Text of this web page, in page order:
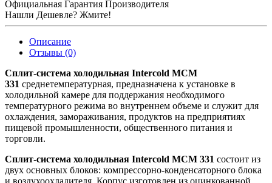
Официальная Гарантия Производителя
Нашли Дешевле? Жмите!
Описание
Отзывы (0)
Сплит-система холодильная Intercold MCM
331 среднетемпературная, предназначена к установке в
холодильной камере для поддержания необходимого
температурного режима во внутреннем объеме и служит для
охлаждения, замораживания, продуктов на предприятиях
пищевой промышленности, общественного питания и
торговли.
Сплит-система холодильная Intercold MCM 331 состоит из
двух основных блоков: компрессорно-конденсаторного блока
и воздухоохладителя. Корпус изготовлен из оцинкованной